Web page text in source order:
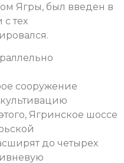
Ягры, был введен в
с тех
сооружение
Ягринское шоссе
до четырех